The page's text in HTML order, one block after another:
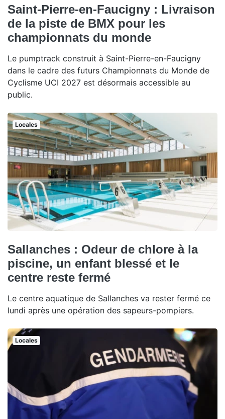
Saint-Pierre-en-Faucigny : Livraison
de la piste de BMX pour les
championnats du monde
Le pumptrack construit à Saint-Pierre-en-Faucigny
dans le cadre des futurs Championnats du Monde de
Cyclisme UCI 2027 est désormais accessible au
public.
Locales
Sallanches : Odeur de chlore à la
piscine, un enfant blessé et le
centre reste fermé
Le centre aquatique de Sallanches va rester fermé ce
lundi après une opération des sapeurs-pompiers.
Locales